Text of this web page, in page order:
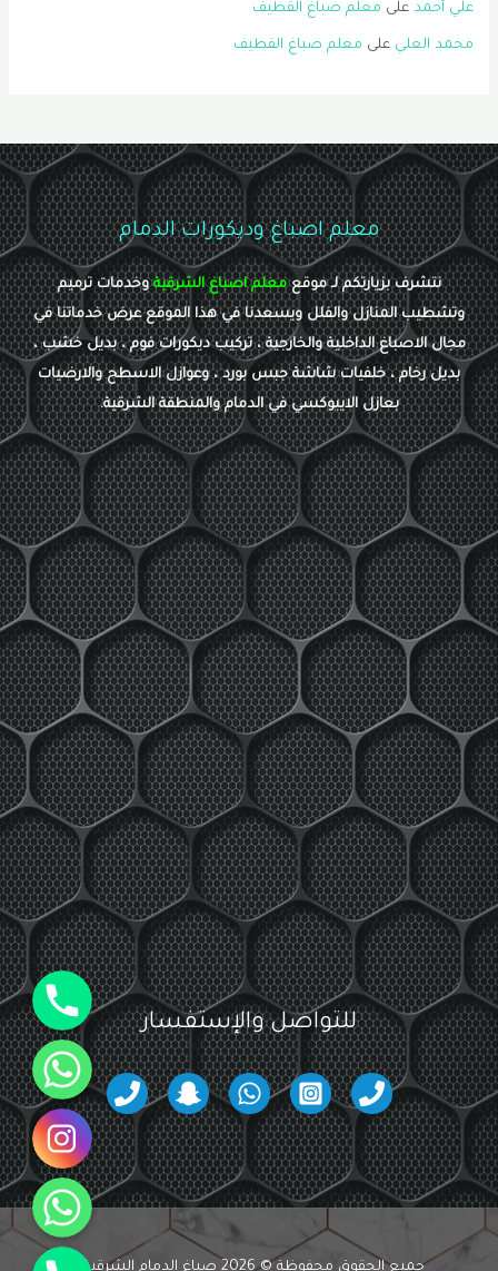
علي أحمد على معلم صباغ القطيف
محمد العلي على معلم صباغ القطيف
معلم اصباغ وديكورات الدمام
نتشرف بزيارتكم لـ موقعمعلم اصباغ الشرقيةوخدمات ترميم
وتشطيب المنازل والفلل ويسعدنا في هذا الموقع عرض خدماتنا في
مجال الاصباغ الداخلية والخارجية ، تركيب ديكورات فوم ، بديل خشب ،
بديل رخام ، خلفيات شاشة جبس بورد ، وعوازل الاسطح والارضيات
بعازل الايبوكسي في الدمام والمنطقة الشرقية.
للتواصل والإستفسار
جميع الحقوق محفوظة © 2026 صباغ الدمام الشرقية -
جوال
واتساب
انستقرام
واتساب
جوال